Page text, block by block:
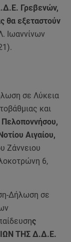
Γρεβενών,
θα εξεταστούν
Ιωαννίνων
σε Λύκεια
και
Πελοποννήσου,
Αιγαίου,
Ζάννειου
6,
Δήλωση σε
ς
ΤΗΣ Δ.Δ.Ε.